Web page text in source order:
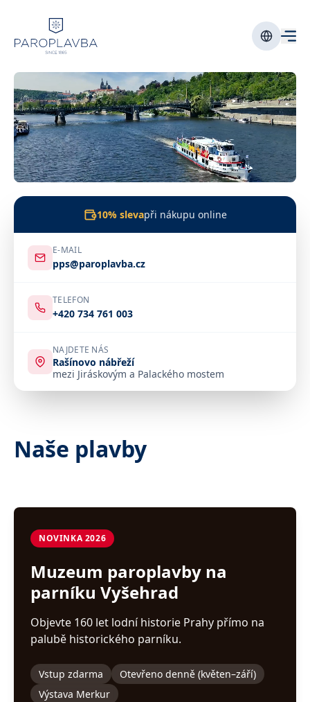
10% slevapři nákupu online
E-MAIL
pps@paroplavba.cz
TELEFON
+420 734 761 003
NAJDETE NÁS
Rašínovo nábřeží
mezi Jiráskovým a Palackého mostem
Naše plavby
NOVINKA 2026
Muzeum paroplavby na
parníku Vyšehrad
Objevte 160 let lodní historie Prahy přímo na
palubě historického parníku.
Vstup zdarma
Otevřeno denně (květen–září)
Výstava Merkur